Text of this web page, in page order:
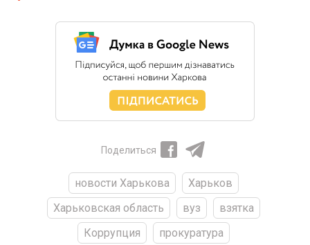
Поделиться
новости Харькова
Харьков
Харьковская область
вуз
взятка
Коррупция
прокуратура